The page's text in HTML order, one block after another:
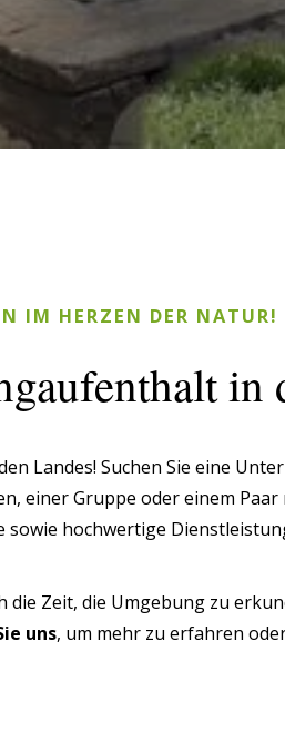
IM HERZEN DER NATUR!
in
Landes! Suchen Sie eine
einer Gruppe oder einem
sowie hochwertige
die Zeit, die Umgebung zu
uns, um mehr zu erfahren